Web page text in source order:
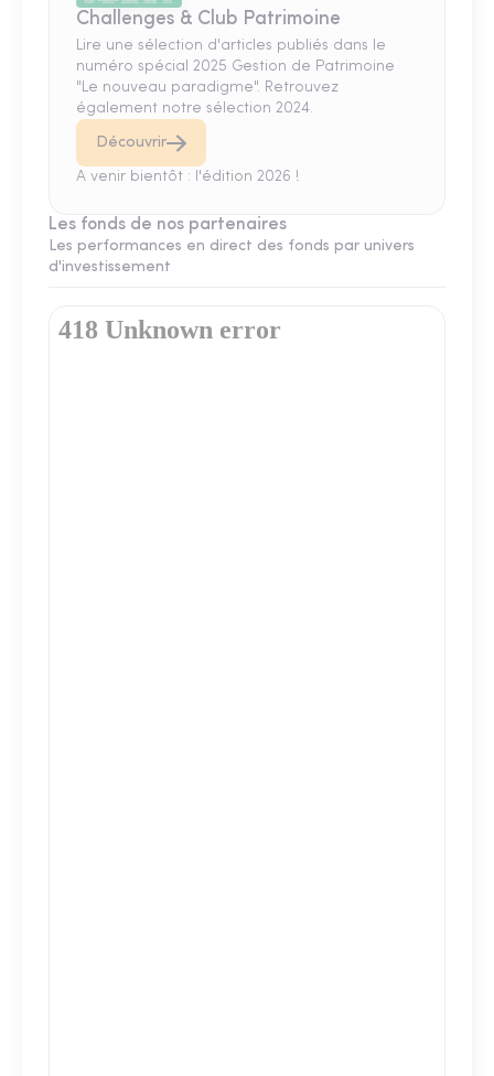
Challenges & Club Patrimoine
Lire une sélection d'articles publiés dans le
numéro spécial 2025 Gestion de Patrimoine
"Le nouveau paradigme". Retrouvez
également notre sélection 2024.
Découvrir
A venir bientôt : l'édition 2026 !
Les fonds de nos partenaires
Les performances en direct des fonds par univers
d'investissement